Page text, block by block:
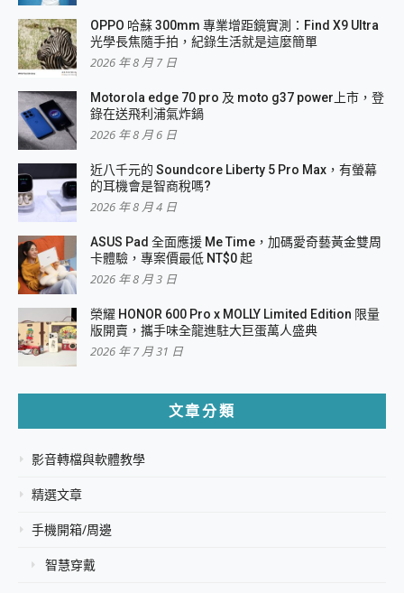
OPPO 哈蘇 300mm 專業增距鏡實測：Find X9 Ultra
光學長焦隨手拍，紀錄生活就是這麼簡單
2026 年 8 月 7 日
Motorola edge 70 pro 及 moto g37 power上市，登
錄在送飛利浦氣炸鍋
2026 年 8 月 6 日
近八千元的 Soundcore Liberty 5 Pro Max，有螢幕
的耳機會是智商稅嗎?
2026 年 8 月 4 日
ASUS Pad 全面應援 Me Time，加碼愛奇藝黃金雙周
卡體驗，專案價最低 NT$0 起
2026 年 8 月 3 日
榮耀 HONOR 600 Pro x MOLLY Limited Edition 限量
版開賣，攜手味全龍進駐大巨蛋萬人盛典
2026 年 7 月 31 日
文章分類
影音轉檔與軟體教學
精選文章
手機開箱/周邊
智慧穿戴